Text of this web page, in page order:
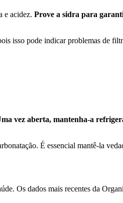
e acidez. Prove a sidra para
isso pode indicar problemas de
vez aberta, mantenha-a
É essencial mantê-la
Os dados mais recentes da